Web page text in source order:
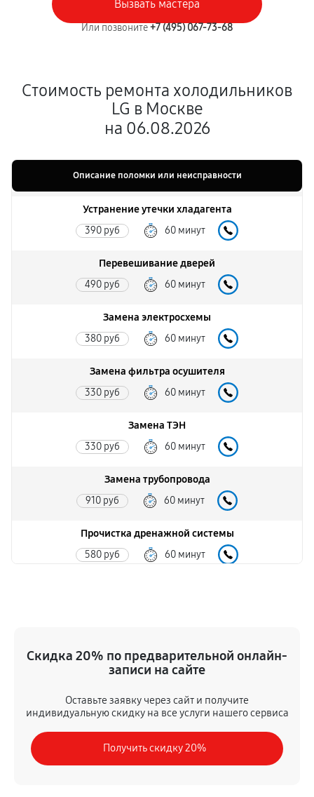
Вызвать мастера
Или позвоните+7 (495) 067-73-68
Стоимость ремонта холодильников
LG в Москве
на 06.08.2026
Описание поломки или неисправности
Устранение утечки хладагента
390 руб 60 минут
Перевешивание дверей
490 руб 60 минут
Замена электросхемы
380 руб 60 минут
Замена фильтра осушителя
330 руб 60 минут
Замена ТЭН
330 руб 60 минут
Замена трубопровода
910 руб 60 минут
Прочистка дренажной системы
580 руб 60 минут
520 руб 60 минут
Ремонт испарителя
420 руб 60 минут
Замена таймера
Скидка 20% по предварительной онлайн-
записи на сайте
Оставьте заявку через сайт и получите
индивидуальную скидку на все услуги нашего сервиса
Получить скидку 20%